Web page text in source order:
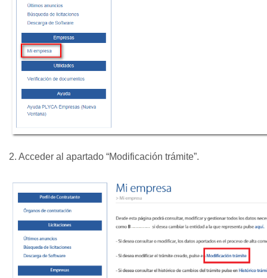
2. Acceder al apartado “Modificación trámite”.